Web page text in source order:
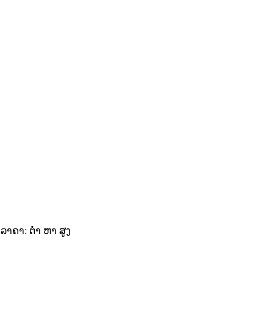
ລາຄາ: ຕໍ່າ ຫາ ສູງ